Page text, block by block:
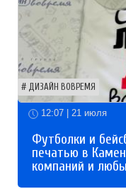
ДИЗАЙН ВОВРЕМЯ
12:07 | 21 июля
Футболки и
печатью в
компаний и